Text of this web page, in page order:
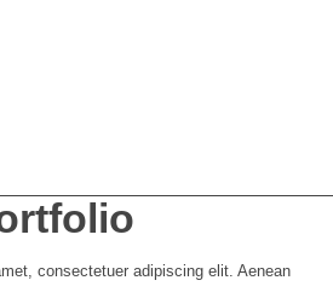
consectetuer adipiscing elit. Aenean